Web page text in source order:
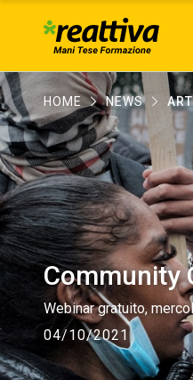
HOME NEWS
Community
Webinar gratuito,
04/10/2021